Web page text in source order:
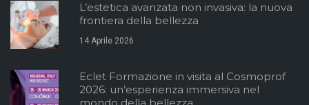
L’estetica avanzata non invasiva: la nuova
frontiera della bellezza
14 Aprile 2026
Eclet Formazione in visita al Cosmoprof
2026: un’esperienza immersiva nel